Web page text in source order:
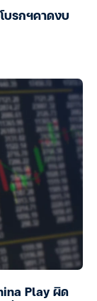
บรกฯคาดงบ
Play ผิด